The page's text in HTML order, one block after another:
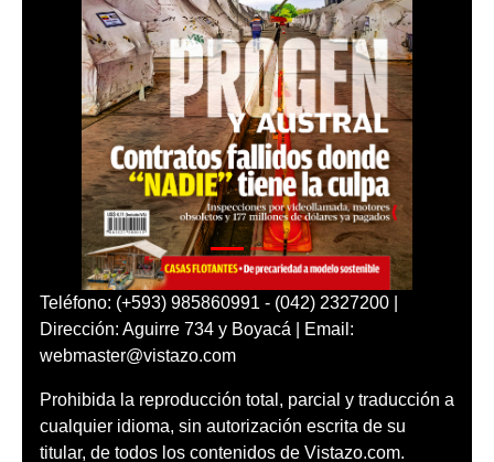
Teléfono: (+593) 985860991 - (042) 2327200 |
Dirección: Aguirre 734 y Boyacá | Email:
webmaster@vistazo.com
Prohibida la reproducción total, parcial y traducción a
cualquier idioma, sin autorización escrita de su
titular, de todos los contenidos de Vistazo.com.